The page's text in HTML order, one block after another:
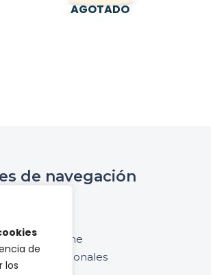
de
los
AGOTADO
de navegación
Tienda online
de profesionales